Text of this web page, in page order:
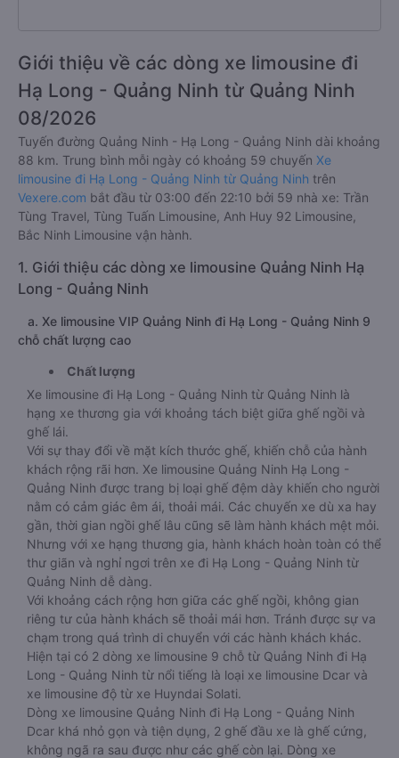
Giới thiệu về các dòng xe limousine đi
Hạ Long - Quảng Ninh từ Quảng Ninh
08/2026
Tuyến đường Quảng Ninh - Hạ Long - Quảng Ninh dài khoảng
88 km. Trung bình mỗi ngày có khoảng 59 chuyến Xe
limousine đi Hạ Long - Quảng Ninh từ Quảng Ninh trên
Vexere.com bắt đầu từ 03:00 đến 22:10 bởi 59 nhà xe: Trần
Tùng Travel, Tùng Tuấn Limousine, Anh Huy 92 Limousine,
Bắc Ninh Limousine vận hành.
1. Giới thiệu các dòng xe limousine Quảng Ninh Hạ
Long - Quảng Ninh
a. Xe limousine VIP Quảng Ninh đi Hạ Long - Quảng Ninh 9
chỗ chất lượng cao
Chất lượng
Xe limousine đi Hạ Long - Quảng Ninh từ Quảng Ninh là
hạng xe thương gia với khoảng tách biệt giữa ghế ngồi và
ghế lái.
Với sự thay đổi về mặt kích thước ghế, khiến chỗ của hành
khách rộng rãi hơn. Xe limousine Quảng Ninh Hạ Long -
Quảng Ninh được trang bị loại ghế đệm dày khiến cho người
nằm có cảm giác êm ái, thoải mái. Các chuyến xe dù xa hay
gần, thời gian ngồi ghế lâu cũng sẽ làm hành khách mệt mỏi.
Nhưng với xe hạng thương gia, hành khách hoàn toàn có thể
thư giãn và nghỉ ngơi trên xe đi Hạ Long - Quảng Ninh từ
Quảng Ninh dễ dàng.
Với khoảng cách rộng hơn giữa các ghế ngồi, không gian
riêng tư của hành khách sẽ thoải mái hơn. Tránh được sự va
chạm trong quá trình di chuyển với các hành khách khác.
Hiện tại có 2 dòng xe limousine 9 chỗ từ Quảng Ninh đi Hạ
Long - Quảng Ninh từ nổi tiếng là loại xe limousine Dcar và
xe limousine độ từ xe Huyndai Solati.
Dòng xe limousine Quảng Ninh đi Hạ Long - Quảng Ninh
Dcar khá nhỏ gọn và tiện dụng, 2 ghế đầu xe là ghế cứng,
không ngã ra sau được như các ghế còn lại. Dòng xe